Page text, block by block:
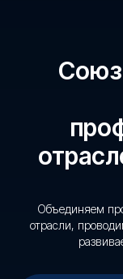
Объединяем
отрасли,